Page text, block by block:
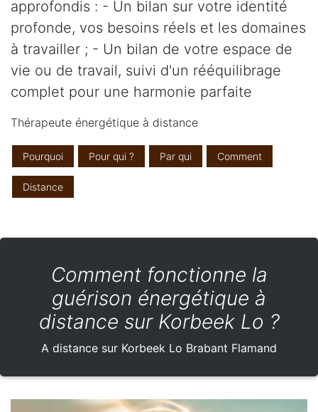
approfondis : - Un bilan sur votre identité
profonde, vos besoins réels et les domaines
à travailler ; - Un bilan de votre espace de
vie ou de travail, suivi d'un rééquilibrage
complet pour une harmonie parfaite
Thérapeute énergétique à distance
Pourquoi Pour qui ? Par qui Comment
Distance
Comment fonctionne la
guérison énergétique à
distance sur Korbeek Lo ?
A distance sur Korbeek Lo Brabant Flamand